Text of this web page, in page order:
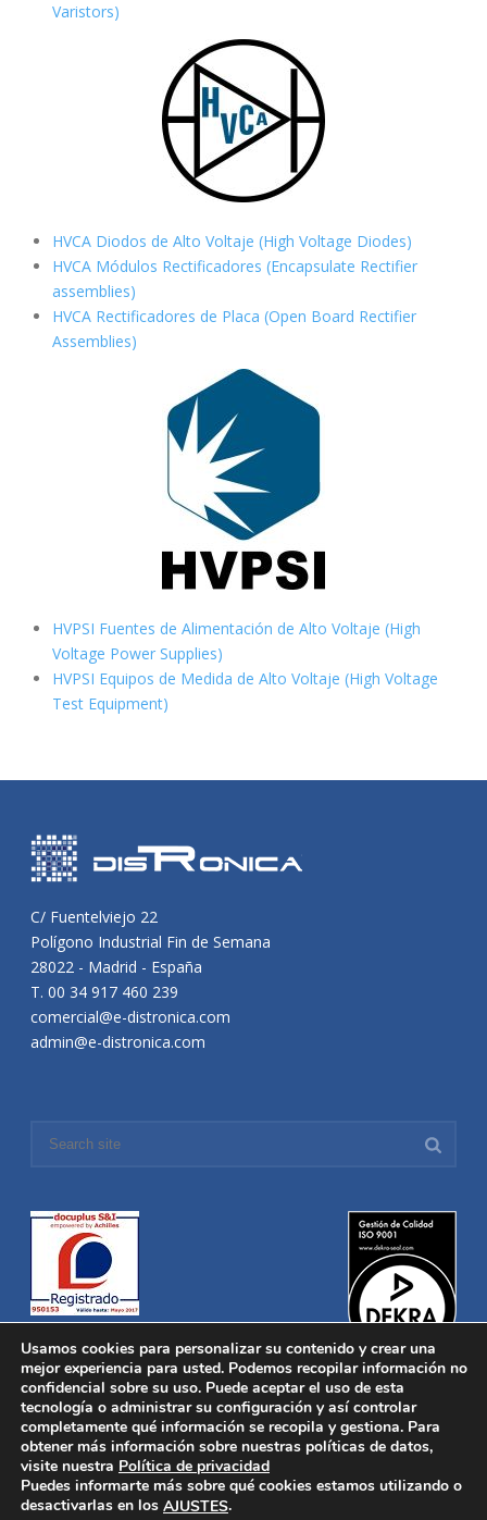
Varistors)
HVCA Diodos de Alto Voltaje (High Voltage Diodes)
HVCA Módulos Rectificadores (Encapsulate Rectifier
assemblies)
HVCA Rectificadores de Placa (Open Board Rectifier
Assemblies)
HVPSI Fuentes de Alimentación de Alto Voltaje (High
Voltage Power Supplies)
HVPSI Equipos de Medida de Alto Voltaje (High Voltage
Test Equipment)
C/ Fuentelviejo 22
Polígono Industrial Fin de Semana
28022 - Madrid - España
T. 00 34 917 460 239
comercial@e-distronica.com
admin@e-distronica.com
Distronica © 2016 Todos los derechos reservados.Aviso legal
Política de privacidad|Política de Cookies
Desarrollado porNucleosoft
Inicio
Quiénes Somos
Usamos cookies para personalizar su contenido y crear una
mejor experiencia para usted. Podemos recopilar información no
confidencial sobre su uso. Puede aceptar el uso de esta
tecnología o administrar su configuración y así controlar
completamente qué información se recopila y gestiona. Para
obtener más información sobre nuestras políticas de datos,
visite nuestra Política de privacidad
Puedes informarte más sobre qué cookies estamos utilizando o
desactivarlas en los AJUSTES.